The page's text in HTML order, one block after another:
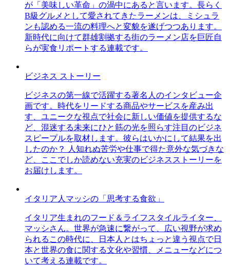
が「美味しい革命」の渦中にあると言います。長らく
B級グルメとして愛されてきたラーメンは、ミシュラ
ンも認める一流の料理へと変貌を遂げつつあります。
新時代に向けて群雄割拠する街のラーメン店を巨匠自
らが実食リポートする連載です。
ビジネス ストーリー
ビジネスの第一線で活躍する著名人のインタビュー企
画です。時代をリードする商品やサービスを産み出
す、ユニークな視点で社会に新しい価値を提供するな
ど、混迷する未来にひと筋の光を照らす注目のビジネ
スピープルを取材します。彼らはいかにして結果を出
したのか？ 人知れぬ苦労や仕事で得た意外な気づきな
ど、ここでしか読めない充実のビジネスストーリーを
お届けします。
イタリア人マッシの「思考する食欲」
イタリア生まれのフード＆ライフスタイルライター、
マッシさん。世界が急速に繋がって、広い視野が求め
られるこの時代に、日本人とはちょっと違う視点で日
本と世界の食に関する文化や習慣、メニューなどにつ
いて考える連載です。